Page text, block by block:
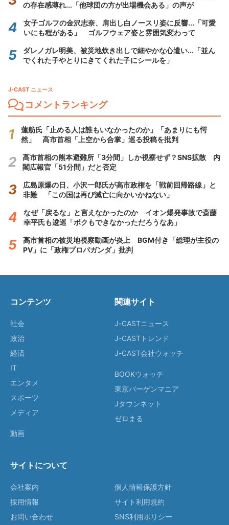
の存在感薄れ...「他球団の方が出場機会ある」の声が
女子ゴルフの金沢志奈、肩出し白ノースリ姿に反響...「可愛
いにも程がある」 ゴルフウェア姿と雰囲気変わって
ダレノガレ明美、被災地炊き出しで細やかな心遣い...「並ん
でくれた子やとりにきてくれた子にシールを」
J-CAST ニュース
コメントランキング
蓮舫氏「止める人は誰もいなかったのか」「あまりにも愕
然」 高市首相「上空から合掌」巡る投稿を批判
高市首相の熊本避難所「3分間」しか視察せず？SNS拡散 内
閣広報官「51分間」だと否定
広島原爆の日、小沢一郎氏が高市政権を「戦前回帰路線」と
非難 「この国は再び滅亡に向かいかねない」
なぜ「戻るな」と言えなかったのか イオン爆発事故で斎藤
幸平氏も逡巡「ボクもできなかっただろうなあ」
高市首相の被災地視察動画が炎上 BGM付き「総理が主役の
PV」に「政権プロパガンダ」批判
コンテンツ
社会
政治
経済
IT
エンタメ
スポーツ
メディア
動画
関連サイト
J-CASTニュース
J-CASTトレンド
J-CAST会社ウォッチ
BOOKウォッチ
東京バーゲンマニア
Jタウンネット
ゼロまる
サイトについて
会社案内
採用情報
お問い合わせ
個人情報保護方針
サイト利用規約
SNS利用ポリシー